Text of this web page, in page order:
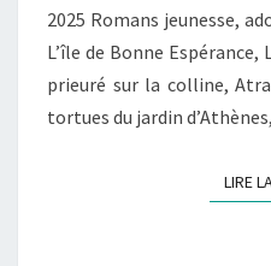
2025 Romans
L’île de Bonne
prieuré sur la
tortues du jardin
LIRE